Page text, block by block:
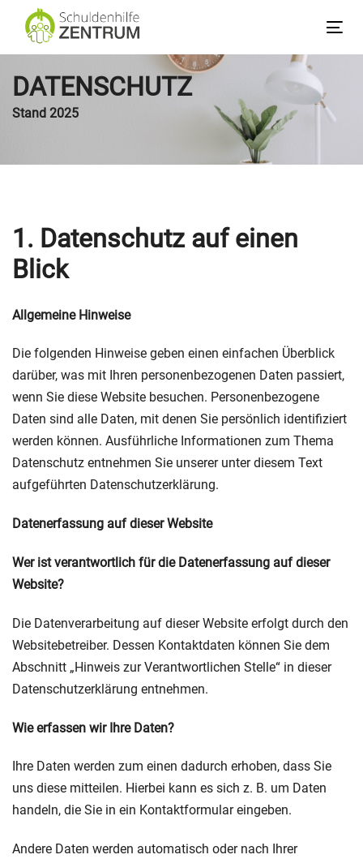
überspringen
Inhalt
springen
DATENSCHUTZ
Stand 2025
1. Datenschutz auf einen
Blick
Allgemeine Hinweise
Die folgenden Hinweise geben einen einfachen Überblick
darüber, was mit Ihren personenbezogenen Daten passiert,
wenn Sie diese Website besuchen. Personenbezogene
Daten sind alle Daten, mit denen Sie persönlich identifiziert
werden können. Ausführliche Informationen zum Thema
Datenschutz entnehmen Sie unserer unter diesem Text
aufgeführten Datenschutzerklärung.
Datenerfassung auf dieser Website
Wer ist verantwortlich für die Datenerfassung auf dieser
Website?
Die Datenverarbeitung auf dieser Website erfolgt durch den
Websitebetreiber. Dessen Kontaktdaten können Sie dem
Abschnitt „Hinweis zur Verantwortlichen Stelle“ in dieser
Datenschutzerklärung entnehmen.
Wie erfassen wir Ihre Daten?
Ihre Daten werden zum einen dadurch erhoben, dass Sie
uns diese mitteilen. Hierbei kann es sich z. B. um Daten
handeln, die Sie in ein Kontaktformular eingeben.
Andere Daten werden automatisch oder nach Ihrer